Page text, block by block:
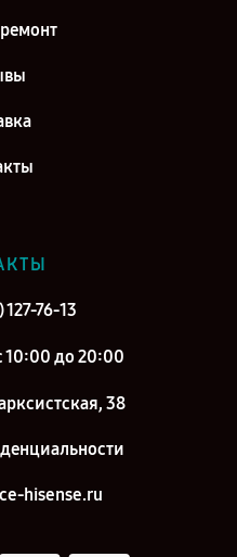
127-76-13
10:00 до 20:00
38
hisense.ru